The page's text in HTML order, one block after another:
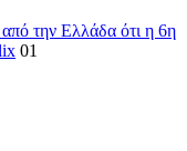
την Ελλάδα ότι η 6η
01